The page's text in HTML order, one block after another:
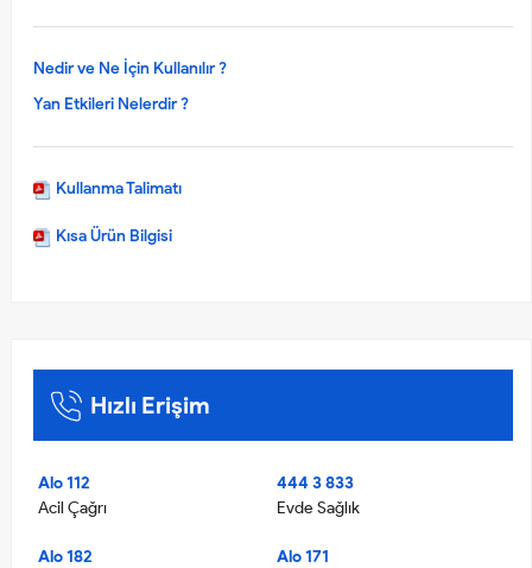
Nedir ve Ne İçin Kullanılır ?
Yan Etkileri Nelerdir ?
Kullanma Talimatı
Kısa Ürün Bilgisi
Hızlı Erişim
Alo 112
Acil Çağrı
444 3 833
Evde Sağlık
Alo 182
Alo 171